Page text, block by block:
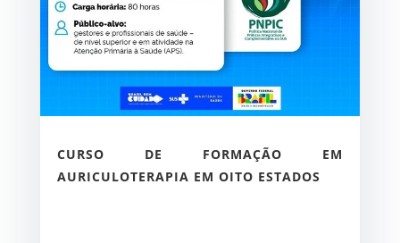
CURSO DE FORMAÇÃO EM
AURICULOTERAPIA EM OITO ESTADOS